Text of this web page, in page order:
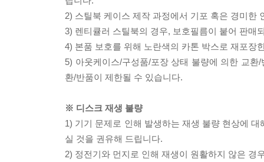
2) 스틸북 케이스 제작 과정에서 기포 혹은 경미한
3) 렌티큘러 스틸북의 경우, 보호필름이 붙어 판매
4) 본품 보호를 위해 노란색의 카톤 박스로 재포장
5) 아웃케이스/구성품/포장 상태 불량에 의한 교
환/반품이 제한될 수 있습니다.
※ 디스크 재생 불량
1) 기기 문제로 인해 발생하는 재생 불량 현상에
실 것을 권유해 드립니다.
2) 정전기와 먼지로 인해 재생이 원활하지 않은 경